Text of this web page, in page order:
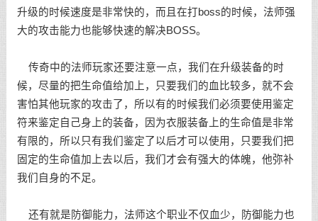
升级的时候速度是非常快的，而且在打boss的时候，法师强
大的攻击能力也能够快速的解决BOSS。
传奇中的法师玩家还要注意一点，我们在升级装备的时
候，尽量的把生命值给加上，只要我们的血比较多，就不会
害怕其他玩家的攻击了，所以有的时候我们必须要使用鉴定
符来鉴定自己身上的装备，因为衣服装备上的生命值是非常
有限的，所以只有我们鉴定了以后才可以使用，只要我们把
固定的生命值加上去以后，我们才会有强大的体魄，他弥补
我们自身的不足。
还有就是防御能力，法师这个职业不仅血少，防御能力也